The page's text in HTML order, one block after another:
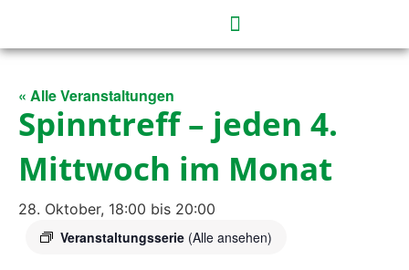
« Alle Veranstaltungen
Spinntreff – jeden 4.
Mittwoch im Monat
28. Oktober, 18:00 bis 20:00
Veranstaltungsserie (Alle ansehen)